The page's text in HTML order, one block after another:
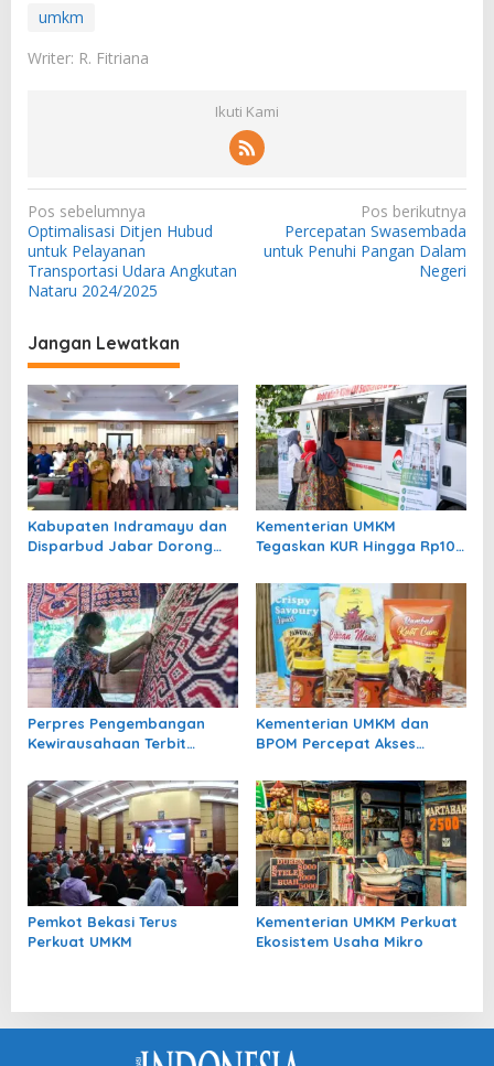
umkm
Writer: R. Fitriana
Ikuti Kami
N
a
v
i
g
a
s
i
p
o
s
Pos sebelumnya
Optimalisasi Ditjen Hubud
untuk Pelayanan
Transportasi Udara Angkutan
Nataru 2024/2025
Pos berikutnya
Percepatan Swasembada
untuk Penuhi Pangan Dalam
Negeri
Jangan Lewatkan
Kabupaten Indramayu dan
Disparbud Jabar Dorong
Lewat Karya Kreatif
Kementerian UMKM
Tegaskan KUR Hingga Rp100
Tambahan
Perpres Pengembangan
Kewirausahaan Terbit
Wirausaha di Indonesia
Kementerian UMKM dan
BPOM Percepat Akses
Olahan
Pemkot Bekasi Terus
Perkuat UMKM
Kementerian UMKM Perkuat
Ekosistem Usaha Mikro